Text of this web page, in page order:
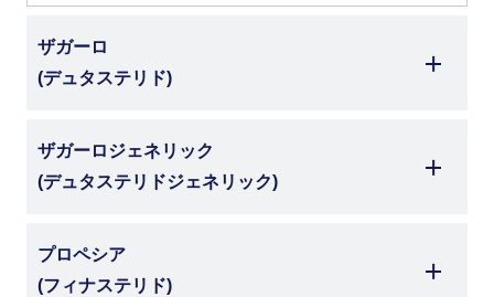
ザガーロ
(デュタステリド)
ザガーロジェネリック
(デュタステリドジェネリック)
プロペシア
(フィナステリド)